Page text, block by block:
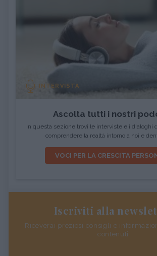
INTERVISTA
Ascolta tutti i nostri
In questa sezione trovi le interviste e i dialoghi
comprendere la realtà intorno a noi e
VOCI PER LA CRESCITA
Iscriviti alla
Riceverai preziosi consigli e
contenuti